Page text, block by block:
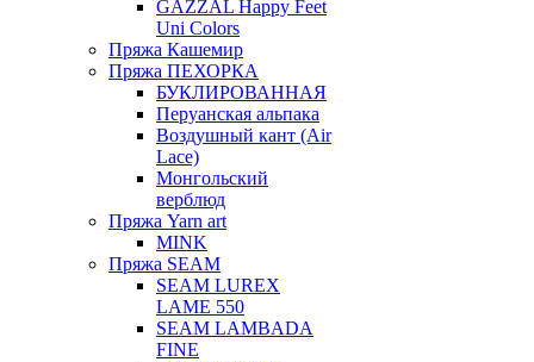
GAZZAL Happy Feet
Uni Colors
Пряжа Кашемир
Пряжа ПЕХОРКА
БУКЛИРОВАННАЯ
Перуанская альпака
Воздушный кант (Air
Lace)
Монгольский
верблюд
Пряжа Yarn art
MINK
Пряжа SEAM
SEAM LUREX
LAME 550
SEAM LAMBADA
FINE